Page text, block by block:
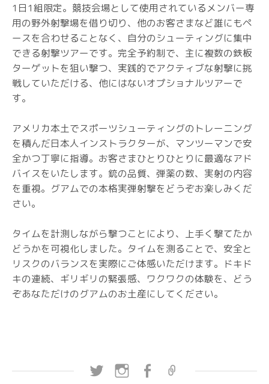
1日1組限定。競技会場として使用されているメンバー専
用の野外射撃場を借り切り、他のお客さまなど誰にもペ
ースを合わせることなく、自分のシューティングに集中
できる射撃ツアーです。完全予約制で、主に複数の鉄板
ターゲットを狙い撃つ、実践的でアクティブな射撃に挑
戦していただける、他にはないオプショナルツアーで
す。
アメリカ本土でスポーツシューティングのトレーニング
を積んだ日本人インストラクターが、マンツーマンで安
全かつ丁寧に指導。お客さまひとりひとりに最適なアド
バイスをいたします。銃の品質、弾薬の数、実射の内容
を重視。グアムでの本格実弾射撃をどうぞお楽しみくだ
さい。
タイムを計測しながら撃つことにより、上手く撃てたか
どうかを可視化しました。タイムを測ることで、安全と
リスクのバランスを実際にご体感いただけます。ドキド
キの連続、ギリギリの緊張感、ワクワクの体験を、どう
ぞあなただけのグアムのお土産にしてください。
Twitter InstagramFacebook